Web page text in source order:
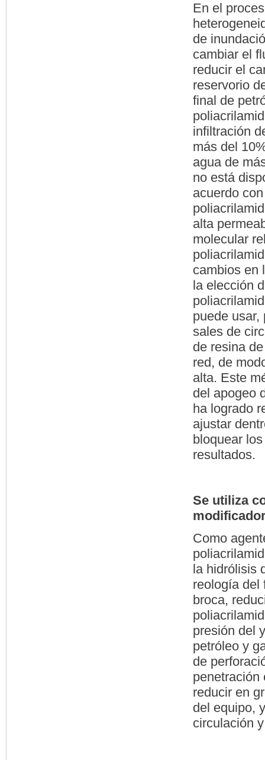
En el
de
cambiar el
reducir el
reservorio
final de
infiltración
más del
agua de
no está
acuerdo
alta
molecular
cambios en
la elección
puede usar,
sales de
de resina
red, de
alta. Este
del apogeo
ha logrado
ajustar
bloquear
resultados.
Se utiliza
Como
la hidrólisis
reología del
broca,
presión del
petróleo y
de
penetración
reducir en
del equipo,
circulación